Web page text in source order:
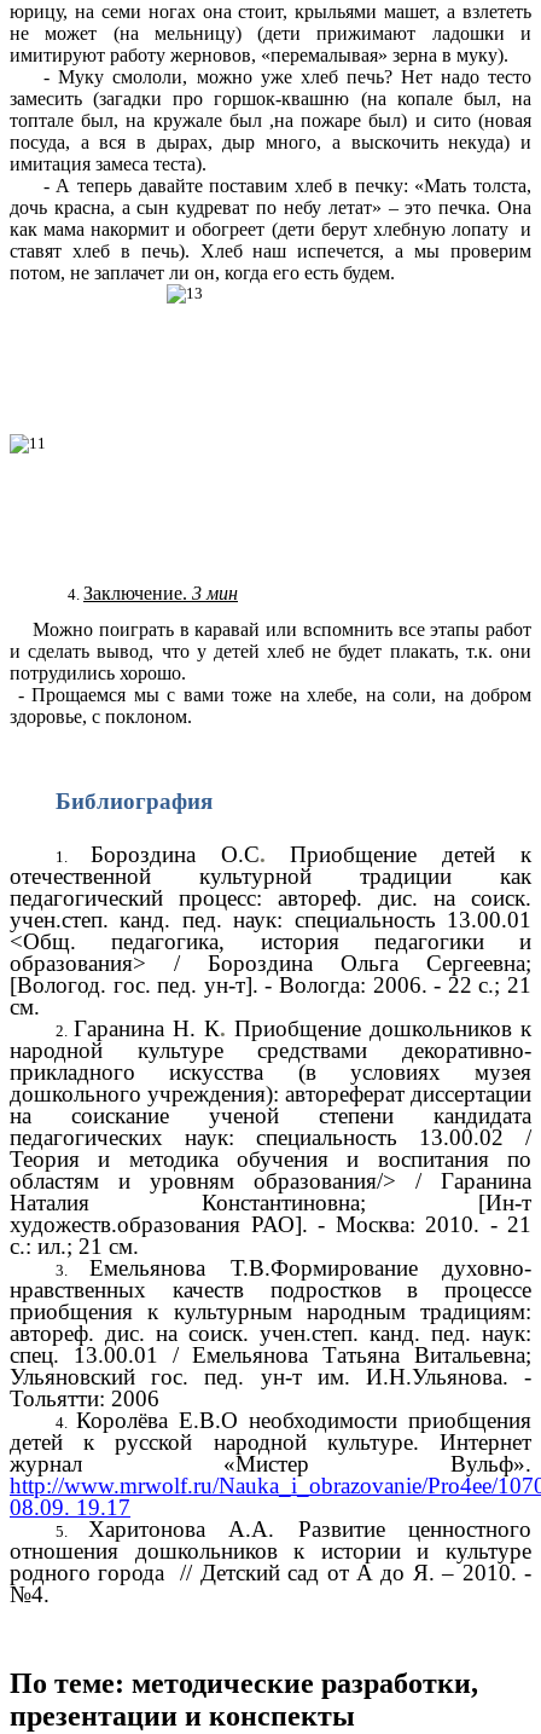
юрицу, на семи ногах она стоит, крыльями машет, а взлететь
не может (на мельницу) (дети прижимают ладошки и
имитируют работу жерновов, «перемалывая» зерна в муку).
- Муку смололи, можно уже хлеб печь? Нет надо тесто
замесить (загадки про горшок-квашню (на копале был, на
топтале был, на кружале был ,на пожаре был) и сито (новая
посуда, а вся в дырах, дыр много, а выскочить некуда) и
имитация замеса теста).
- А теперь давайте поставим хлеб в печку: «Мать толста,
дочь красна, а сын кудреват по небу летат» – это печка. Она
как мама накормит и обогреет (дети берут хлебную лопату и
ставят хлеб в печь). Хлеб наш испечется, а мы проверим
потом, не заплачет ли он, когда его есть будем.
Заключение. 3 мин
Можно поиграть в каравай или вспомнить все этапы работ
и сделать вывод, что у детей хлеб не будет плакать, т.к. они
потрудились хорошо.
- Прощаемся мы с вами тоже на хлебе, на соли, на добром
здоровье, с поклоном.
Библиография
Бороздина О.С.Приобщение детей к
отечественной культурной традиции как
педагогический процесс: автореф. дис. на соиск.
учен.степ. канд. пед. наук: специальность 13.00.01
<Общ. педагогика, история педагогики и
образования> / Бороздина Ольга Сергеевна;
[Вологод. гос. пед. ун-т]. - Вологда: 2006. - 22 с.; 21
см.
Гаранина Н. К. Приобщение дошкольников к
народной культуре средствами декоративно-
прикладного искусства (в условиях музея
дошкольного учреждения): автореферат диссертации
на соискание ученой степени кандидата
педагогических наук: специальность 13.00.02 /
Теория и методика обучения и воспитания по
областям и уровням образования/> / Гаранина
Наталия Константиновна; [Ин-т
художеств.образования РАО]. - Москва: 2010. - 21
с.: ил.; 21 см.
Емельянова Т.В.Формирование духовно-
нравственных качеств подростков в процессе
приобщения к культурным народным традициям:
автореф. дис. на соиск. учен.степ. канд. пед. наук:
спец. 13.00.01 / Емельянова Татьяна Витальевна;
Ульяновский гос. пед. ун-т им. И.Н.Ульянова. -
Тольятти: 2006
Королёва Е.В.О необходимости приобщения
детей к русской народной культуре. Интернет
журнал «Мистер Вульф».
http://www.mrwolf.ru/Nauka_i_obrazovanie/Pro4ee/
08.09. 19.17
Харитонова А.А. Развитие ценностного
отношения дошкольников к истории и культуре
родного города // Детский сад от А до Я. – 2010. -
№4.
По теме: методические разработки,
презентации и конспекты